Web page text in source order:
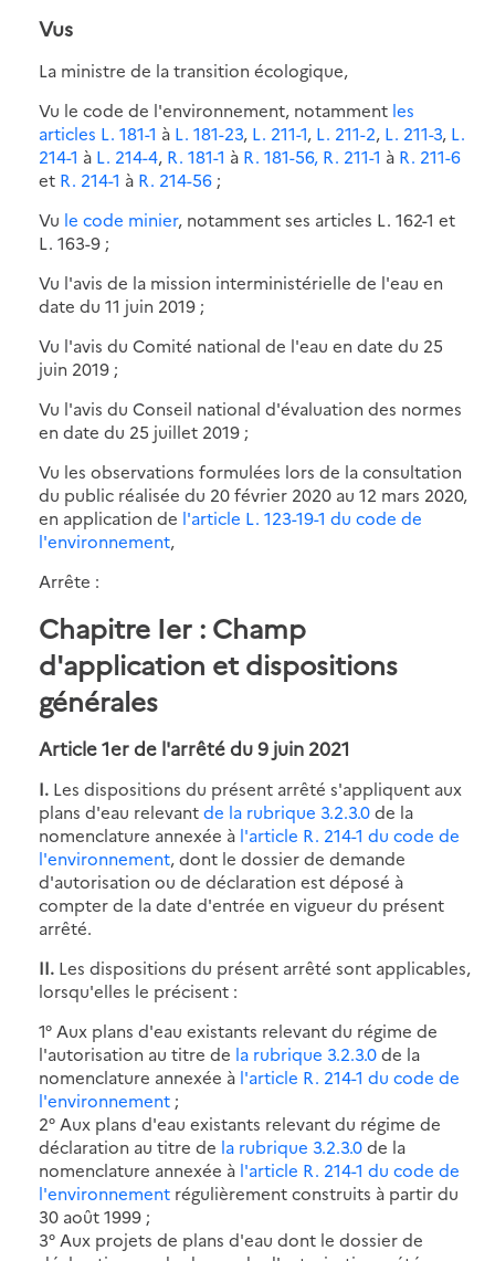
Vus
La ministre de la transition écologique,
Vu le code de l'environnement, notamment les
articles L. 181-1 à L. 181-23, L. 211-1, L. 211-2, L. 211-3, L.
214-1 à L. 214-4, R. 181-1 à R. 181-56, R. 211-1 à R. 211-6
et R. 214-1 à R. 214-56 ;
Vu le code minier, notamment ses articles L. 162-1 et
L. 163-9 ;
Vu l'avis de la mission interministérielle de l'eau en
date du 11 juin 2019 ;
Vu l'avis du Comité national de l'eau en date du 25
juin 2019 ;
Vu l'avis du Conseil national d'évaluation des normes
en date du 25 juillet 2019 ;
Vu les observations formulées lors de la consultation
du public réalisée du 20 février 2020 au 12 mars 2020,
en application de l'article L. 123-19-1 du code de
l'environnement,
Arrête :
Chapitre Ier : Champ
d'application et dispositions
générales
Article 1er de l'arrêté du 9 juin 2021
I. Les dispositions du présent arrêté s'appliquent aux
plans d'eau relevantde la rubrique 3.2.3.0de la
nomenclature annexée à l'article R. 214-1 du code de
l'environnement, dont le dossier de demande
d'autorisation ou de déclaration est déposé à
compter de la date d'entrée en vigueur du présent
arrêté.
II. Les dispositions du présent arrêté sont applicables,
lorsqu'elles le précisent :
1° Aux plans d'eau existants relevant du régime de
l'autorisation au titre de la rubrique 3.2.3.0de la
nomenclature annexée à l'article R. 214-1 du code de
l'environnement ;
2° Aux plans d'eau existants relevant du régime de
déclaration au titre de la rubrique 3.2.3.0de la
nomenclature annexée à l'article R. 214-1 du code de
l'environnement régulièrement construits à partir du
30 août 1999 ;
3° Aux projets de plans d'eau dont le dossier de